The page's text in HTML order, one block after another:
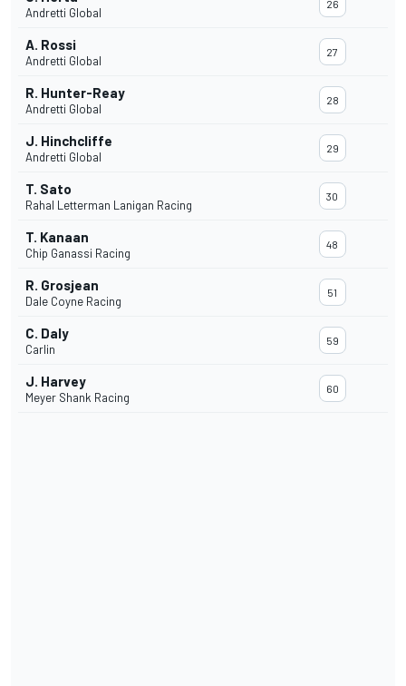
Andretti Global
26
A. Rossi
Andretti Global
27
R. Hunter-Reay
Andretti Global
28
J. Hinchcliffe
Andretti Global
29
T. Sato
Rahal Letterman Lanigan Racing
30
T. Kanaan
Chip Ganassi Racing
48
R. Grosjean
Dale Coyne Racing
51
C. Daly
Carlin
59
J. Harvey
Meyer Shank Racing
60